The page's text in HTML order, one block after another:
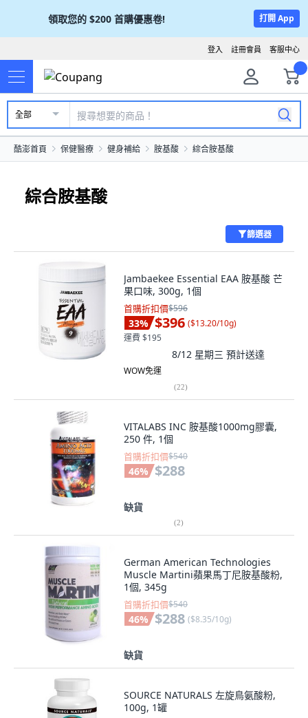
領取您的 $200 首購優惠卷! 打開 App
客服中心
註冊會員
登入
全部
酷澎首頁 保健醫療 健身補給 胺基酸 綜合胺基酸
綜合胺基酸
篩選器
Jambaekee Essential EAA 胺基酸 芒
果口味, 300g, 1個
首購折扣價$596
33% $396 ($13.20/10g)
運費 $195
8/12 星期三 預計送達
WOW免運
(22)
VITALABS INC 胺基酸1000mg膠囊,
250 件, 1個
首購折扣價$540
46% $288
缺貨
(2)
German American Technologies
Muscle Martini蘋果馬丁尼胺基酸粉,
1個, 345g
首購折扣價$540
46% $288 ($8.35/10g)
缺貨
SOURCE NATURALS 左旋鳥氨酸粉,
100g, 1罐